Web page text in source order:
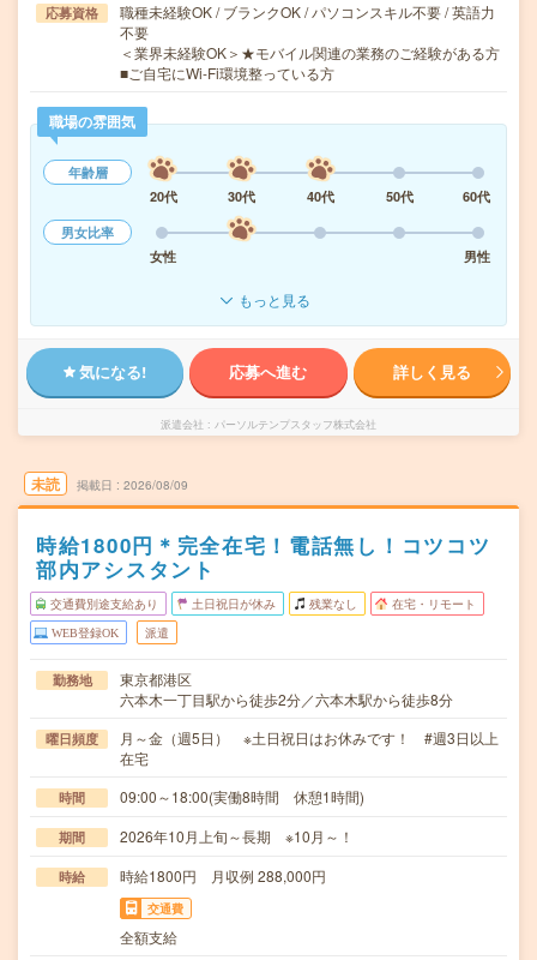
応募資格
職種未経験OK / ブランクOK / パソコンスキル不要 / 英語力
不要
＜業界未経験OK＞★モバイル関連の業務のご経験がある方
■ご自宅にWi-Fi環境整っている方
職場の雰囲気
年齢層
20代
30代 40代 50代
60代
男女比率
女性
男性
もっと見る
気になる! 応募へ進む 詳しく見る
派遣会社 パーソルテンプスタッフ株式会社
未読 掲載日 2026/08/09
時給1800円＊完全在宅！電話無し！コツコツ
部内アシスタント
交通費別途支給あり 土日祝日が休み 残業なし 在宅・リモート
WEB登録OK 派遣
勤務地
東京都港区
六本木一丁目駅から徒歩2分／六本木駅から徒歩8分
曜日頻度
月～金（週5日） ※土日祝日はお休みです！ #週3日以上
在宅
時間 09:00～18:00(実働8時間 休憩1時間)
期間 2026年10月上旬～長期 ※10月～！
時給 時給1800円 月収例 288,000円
交通費
全額支給